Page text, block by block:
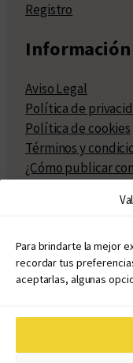
Para brindarte la mejor
recordar tus
aceptarlas, algunas
Registro
Aviso Legal
Política de
Política de cookies
Términos y
¿Cómo publicar
Políticas de
Políticas de
Atribuciones